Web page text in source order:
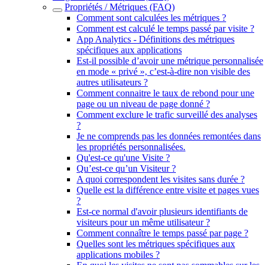
Propriétés / Métriques (FAQ)
Comment sont calculées les métriques ?
Comment est calculé le temps passé par visite ?
App Analytics - Définitions des métriques
spécifiques aux applications
Est-il possible d’avoir une métrique personnalisée
en mode « privé », c’est-à-dire non visible des
autres utilisateurs ?
Comment connaitre le taux de rebond pour une
page ou un niveau de page donné ?
Comment exclure le trafic surveillé des analyses
?
Je ne comprends pas les données remontées dans
les propriétés personnalisées.
Qu'est-ce qu'une Visite ?
Qu’est-ce qu’un Visiteur ?
A quoi correspondent les visites sans durée ?
Quelle est la différence entre visite et pages vues
?
Est-ce normal d'avoir plusieurs identifiants de
visiteurs pour un même utilisateur ?
Comment connaître le temps passé par page ?
Quelles sont les métriques spécifiques aux
applications mobiles ?